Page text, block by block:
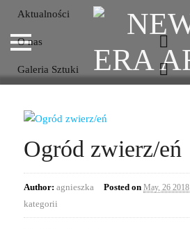
Aktualności
O nas
Galeria Sztuki
Kontakt
Ogród zwierz/eń
Author: agnieszka Posted on May, 26 2018
kategorii